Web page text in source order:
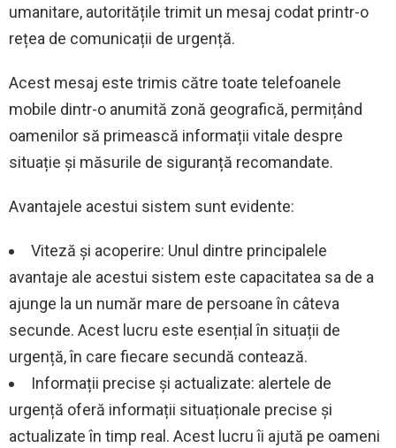
umanitare, autoritățile trimit un mesaj codat printr-o
rețea de comunicații de urgență.
Acest mesaj este trimis către toate telefoanele
mobile dintr-o anumită zonă geografică, permițând
oamenilor să primească informații vitale despre
situație și măsurile de siguranță recomandate.
Avantajele acestui sistem sunt evidente:
Viteză și acoperire: Unul dintre principalele
avantaje ale acestui sistem este capacitatea sa de a
ajunge la un număr mare de persoane în câteva
secunde. Acest lucru este esențial în situații de
urgență, în care fiecare secundă contează.
Informații precise și actualizate: alertele de
urgență oferă informații situaționale precise și
actualizate în timp real. Acest lucru îi ajută pe oameni